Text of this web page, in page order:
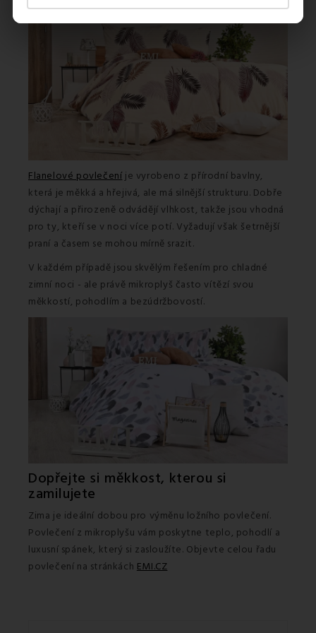
Flanelové povlečení je vyrobeno z přírodní bavlny,
která je měkká a hřejivá, ale má silnější strukturu. Dobře
dýchají a přirozeně odvádějí vlhkost, takže jsou vhodná
pro ty, kteří se v noci více potí. Vyžadují však šetrnější
praní a časem se mohou mírně srazit.
V každém případě jsou skvělým řešením pro chladné
zimní noci - ale právě mikroplyš často vítězí svou
měkkostí, pohodlím a bezúdržbovostí.
Dopřejte si měkkost, kterou si
zamilujete
Zima je ideální dobou pro výměnu ložního povlečení.
Povlečení z mikroplyšu vám poskytne teplo, pohodlí a
luxusní spánek, který si zasloužíte. Objevte celou řadu
povlečení na stránkách EMI.CZ